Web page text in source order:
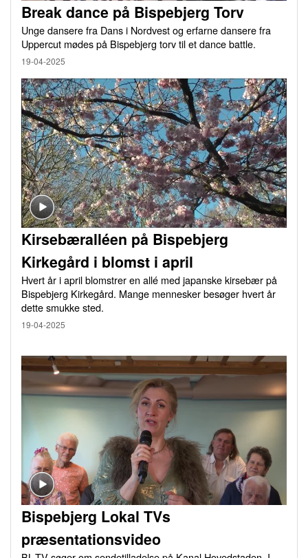
Break dance på Bispebjerg Torv
Unge dansere fra Dans i Nordvest og erfarne dansere fra
Uppercut mødes på Bispebjerg torv til et dance battle.
19-04-2025
Kirsebæralléen på Bispebjerg
Kirkegård i blomst i april
Hvert år i april blomstrer en allé med japanske kirsebær på
Bispebjerg Kirkegård. Mange mennesker besøger hvert år
dette smukke sted.
19-04-2025
Bispebjerg Lokal TVs
præsentationsvideo